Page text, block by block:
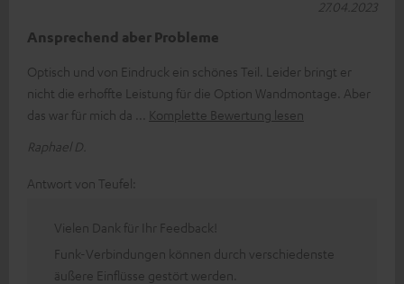
Ansprechend aber Probleme
Optisch und von Eindruck ein schönes Teil. Leider bringt er
nicht die erhoffte Leistung für die Option Wandmontage. Aber
das war für mich da
Komplette Bewertung lesen
Raphael D.
27.04.2023
Antwort von Teufel:
Vielen Dank für Ihr Feedback!
Funk-Verbindungen können durch verschiedenste
äußere Einflüsse gestört werden.